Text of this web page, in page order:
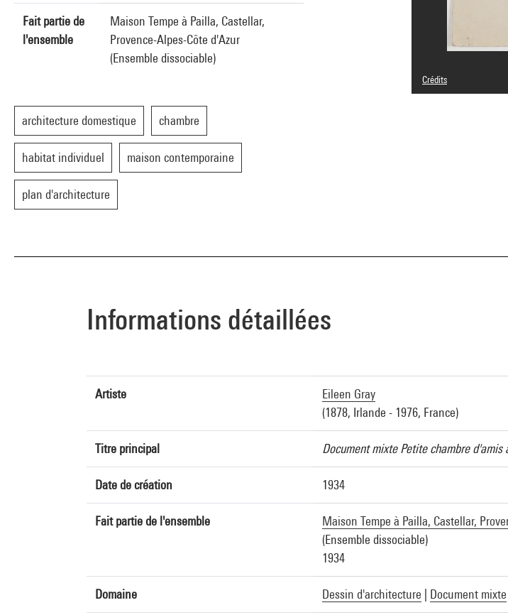
Fait partie de
l'ensemble
Maison Tempe à Pailla, Castellar,
Provence-Alpes-Côte d'Azur
(Ensemble dissociable)
architecture domestique chambre
habitat individuel maison contemporaine
plan d'architecture
Crédits
© droits réservés
Informations détaillées
Artiste
Eileen Gray
(1878, Irlande - 1976, France)
Titre principal Document mixte Petite chambre d'amis
Date de création 1934
Fait partie de l'ensemble
Maison Tempe à Pailla, Castellar,
(Ensemble dissociable)
1934
Domaine Dessin d'architecture Document mixte